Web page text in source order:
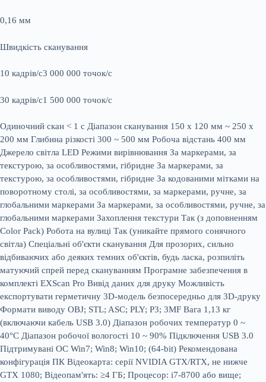
0,16 мм
Швидкість сканування
10 кадрів/с3 000 000 точок/с
30 кадрів/с1 500 000 точок/с
Одиночний скан < 1 с Діапазон сканування 150 x 120 мм ~ 250 x
200 мм Глибина різкості 300 ~ 500 мм Робоча відстань 400 мм
Джерело світла LED Режими вирівнювання За маркерами, за
текстурою, за особливостями, гібридне За маркерами, за
текстурою, за особливостями, гібридне За кодованими мітками на
поворотному столі, за особливостями, за маркерами, ручне, за
глобальними маркерами За маркерами, за особливостями, ручне, за
глобальними маркерами Захоплення текстури Так (з доповненням
Color Pack) Робота на вулиці Так (уникайте прямого сонячного
світла) Спеціальні об'єкти сканування Для прозорих, сильно
відбиваючих або деяких темних об'єктів, будь ласка, розпиліть
матуючий спрей перед скануванням Програмне забезпечення в
комплекті EXScan Pro Вивід даних для друку Можливість
експортувати герметичну 3D-модель безпосередньо для 3D-друку
Формати виводу OBJ; STL; ASC; PLY; P3; 3MF Вага 1,13 кг
(включаючи кабель USB 3.0) Діапазон робочих температур 0 ~
40°C Діапазон робочої вологості 10 ~ 90% Підключення USB 3.0
Підтримувані ОС Win7; Win8; Win10; (64-bit) Рекомендована
конфігурація ПК Відеокарта: серії NVIDIA GTX/RTX, не нижче
GTX 1080; Відеопам'ять: ≥4 ГБ; Процесор: i7-8700 або вище;